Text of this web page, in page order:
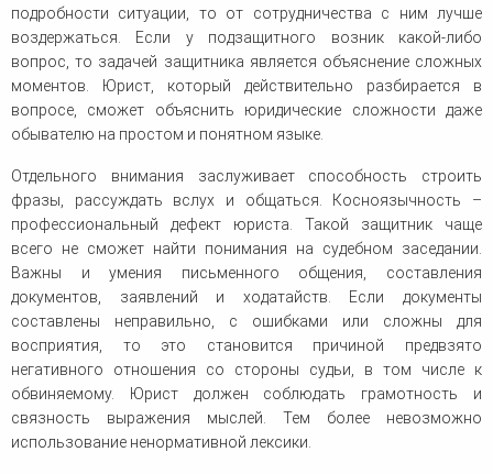
подробности ситуации, то от сотрудничества с ним лучше
воздержаться. Если у подзащитного возник какой-либо
вопрос, то задачей защитника является объяснение сложных
моментов. Юрист, который действительно разбирается в
вопросе, сможет объяснить юридические сложности даже
обывателю на простом и понятном языке.
Отдельного внимания заслуживает способность строить
фразы, рассуждать вслух и общаться. Косноязычность –
профессиональный дефект юриста. Такой защитник чаще
всего не сможет найти понимания на судебном заседании.
Важны и умения письменного общения, составления
документов, заявлений и ходатайств. Если документы
составлены неправильно, с ошибками или сложны для
восприятия, то это становится причиной предвзято
негативного отношения со стороны судьи, в том числе к
обвиняемому. Юрист должен соблюдать грамотность и
связность выражения мыслей. Тем более невозможно
использование ненормативной лексики.